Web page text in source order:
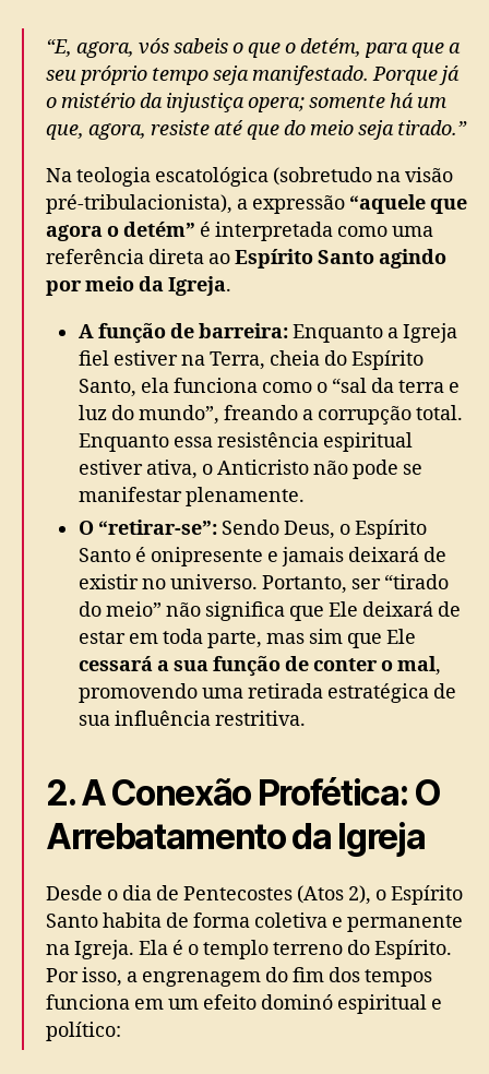
“E, agora, vós sabeis o que o detém, para que a
seu próprio tempo seja manifestado. Porque já
o mistério da injustiça opera; somente há um
que, agora, resiste até que do meio seja tirado.”
Na teologia escatológica (sobretudo na visão
pré-tribulacionista), a expressão “aquele que
agora o detém” é interpretada como uma
referência direta aoEspírito Santo agindo
por meio da Igreja.
A função de barreira:Enquanto a Igreja
fiel estiver na Terra, cheia do Espírito
Santo, ela funciona como o “sal da terra e
luz do mundo”, freando a corrupção total.
Enquanto essa resistência espiritual
estiver ativa, o Anticristo não pode se
manifestar plenamente.
O “retirar-se”: Sendo Deus, o Espírito
Santo é onipresente e jamais deixará de
existir no universo. Portanto, ser “tirado
do meio” não significa que Ele deixará de
estar em toda parte, mas sim que Ele
cessará a sua função de conter o mal,
promovendo uma retirada estratégica de
sua influência restritiva.
2. A Conexão Profética: O
Arrebatamento da Igreja
Desde o dia de Pentecostes (Atos 2), o Espírito
Santo habita de forma coletiva e permanente
na Igreja. Ela é o templo terreno do Espírito.
Por isso, a engrenagem do fim dos tempos
funciona em um efeito dominó espiritual e
político: